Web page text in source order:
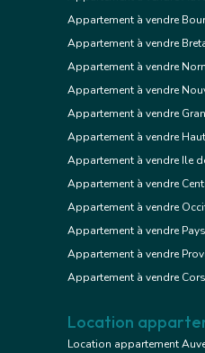
Appartement à vendre
Appartement à vendre
Appartement à vendre
Appartement à vendre
Appartement à vendre
Appartement à vendre
Appartement à vendre Ile
Appartement à vendre
Appartement à vendre
Appartement à vendre
Appartement à vendre
Appartement à vendre
Location
Location appartement